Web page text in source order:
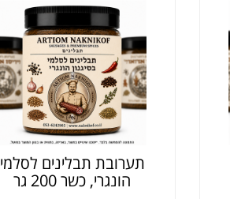
תערובת תבלינים לסלמי
הונגרי, כשר 200 גר